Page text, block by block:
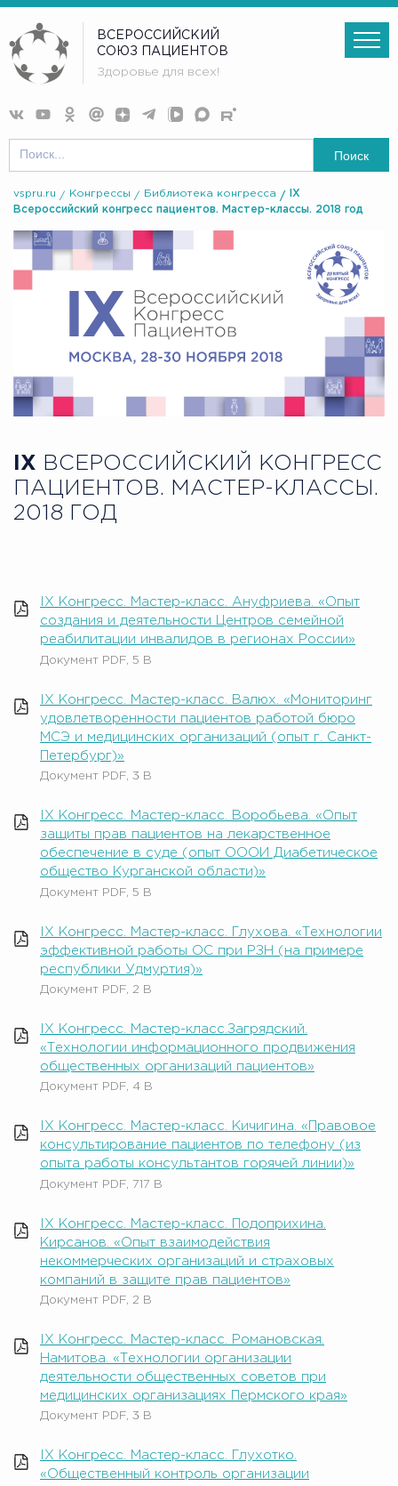
ВСЕРОССИЙСКИЙ
СОЮЗ ПАЦИЕНТОВ
Здоровье для всех!
Поиск
vspru.ru Конгрессы Библиотека конгресса
IX
Всероссийский конгресс пациентов. Мастер-классы. 2018 год
IX ВСЕРОССИЙСКИЙ КОНГРЕСС
ПАЦИЕНТОВ. МАСТЕР-КЛАССЫ.
2018 ГОД
IX Конгресс. Мастер-класс. Ануфриева. «Опыт
создания и деятельности Центров семейной
реабилитации инвалидов в регионах России»
Документ PDF, 5 B
IX Конгресс. Мастер-класс. Валюх. «Мониторинг
удовлетворенности пациентов работой бюро
МСЭ и медицинских организаций (опыт г. Санкт-
Петербург)»
Документ PDF, 3 B
IX Конгресс. Мастер-класс. Воробьева. «Опыт
защиты прав пациентов на лекарственное
обеспечение в суде (опыт ОООИ Диабетическое
общество Курганской области)»
Документ PDF, 5 B
IX Конгресс. Мастер-класс. Глухова. «Технологии
эффективной работы ОС при РЗН (на примере
республики Удмуртия)»
Документ PDF, 2 B
IX Конгресс. Мастер-класс.Загрядский.
«Технологии информационного продвижения
общественных организаций пациентов»
Документ PDF, 4 B
IX Конгресс. Мастер-класс. Кичигина. «Правовое
консультирование пациентов по телефону (из
опыта работы консультантов горячей линии)»
Документ PDF, 717 B
IX Конгресс. Мастер-класс. Подоприхина.
Кирсанов. «Опыт взаимодействия
некоммерческих организаций и страховых
компаний в защите прав пациентов»
Документ PDF, 2 B
IX Конгресс. Мастер-класс. Романовская.
Намитова. «Технологии организации
деятельности общественных советов при
медицинских организациях Пермского края»
Документ PDF, 3 B
IX Конгресс. Мастер-класс. Глухотко.
«Общественный контроль организации